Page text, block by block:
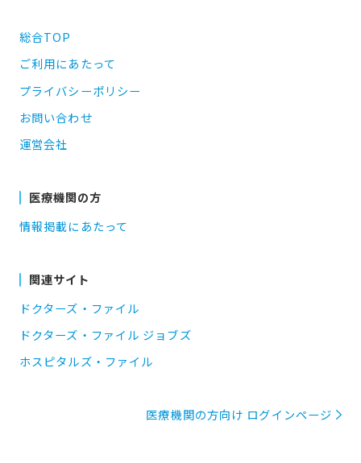
総合TOP
ご利用にあたって
プライバシーポリシー
お問い合わせ
運営会社
医療機関の方
情報掲載にあたって
関連サイト
ドクターズ・ファイル
ドクターズ・ファイル ジョブズ
ホスピタルズ・ファイル
医療機関の方向け ログインページ